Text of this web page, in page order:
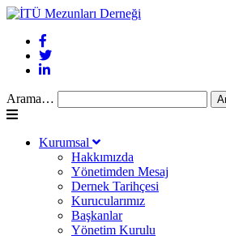
Arama…
Kurumsal
Hakkımızda
Yönetimden Mesaj
Dernek Tarihçesi
Kurucularımız
Başkanlar
Yönetim Kurulu